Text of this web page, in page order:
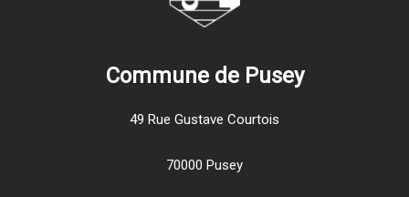
Commune de Pusey
49 Rue Gustave Courtois
70000 Pusey